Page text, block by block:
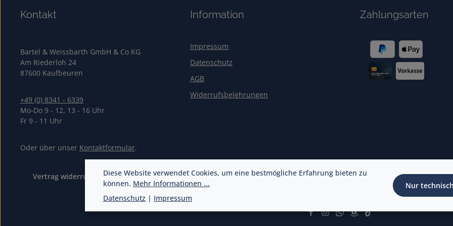
Kontakt
Bartel & Weissbarth GmbH & Co KG
Am Riederloh 24
87600 Kaufbeuren
+49 (0) 8341 - 6339
Mo-Do 9 - 12, 13 - 16 Uhr
Fr 9 - 11 Uhr
Oder über unser Kontaktformular.
Vertrag widerrufen
Information
Impressum
Datenschutz
AGB
Widerrufsbelehrungen
Zahlungsarten
Diese Website verwendet Cookies, um eine bestmögliche Erfahrung bieten zu
können. Mehr Informationen ...
Datenschutz | Impressum
Nur